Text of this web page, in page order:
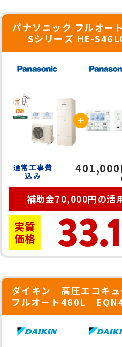
パナソニック フルオー
Sシリーズ HE-
通常工事費
込み
401,000
補助金70,000円の活
実質
価格
33.1
ダイキン 高圧エコキ
フルオート460L